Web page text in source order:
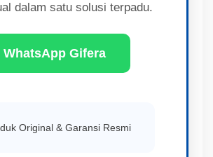
dalam satu solusi terpadu.
WhatsApp Gifera
Original & Garansi Resmi